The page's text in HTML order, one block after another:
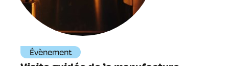
Évènement